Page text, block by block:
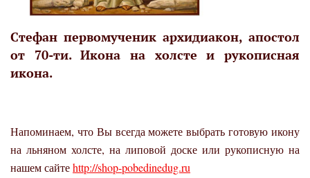
Стефан первомученик архидиакон, апостол
от 70-ти. Икона на холсте и рукописная
икона.
Напоминаем, что Вы всегда можете выбрать готовую икону
на льняном холсте, на липовой доске или рукописную на
нашем сайтеhttp://shop-pobedinedug.ru